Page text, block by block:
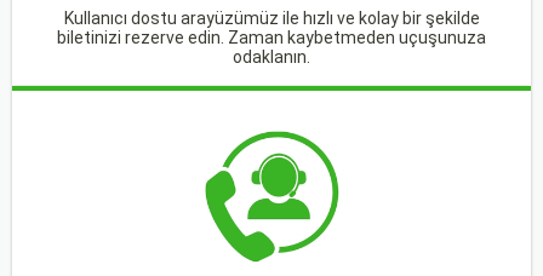
Kullanıcı dostu arayüzümüz ile hızlı ve kolay bir şekilde
biletinizi rezerve edin. Zaman kaybetmeden uçuşunuza
odaklanın.